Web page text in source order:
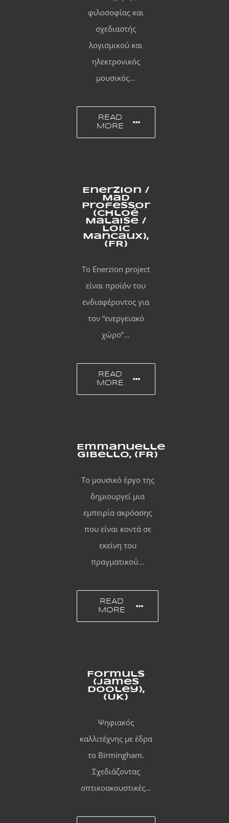
φιλοσοφίας και
σχεδιαστής
λογισμικού και
ηλεκτρονικός
μουσικός…
READ
MORE
Enerzion /
Mad
Professor
(Chloé
Malaise /
Loic
Mancaux),
(FR)
Το Enerzion project
είναι προϊόν του
ενδιαφέροντος για
τον “ενεργειακό
χώρο”…
READ
MORE
Emmanuelle
Gibello, (FR)
Το μουσικό έργο της
δημιουργεί μια
εμπειρία ακρόασης
που είναι κοντά σε
εκείνη του
πραγματικού…
READ
MORE
Formuls
(James
Dooley),
(UK)
Ψηφιακός
καλλιτέχνης με έδρα
το Birmingham.
Σχεδιάζοντας
οπτικοακουστικές…